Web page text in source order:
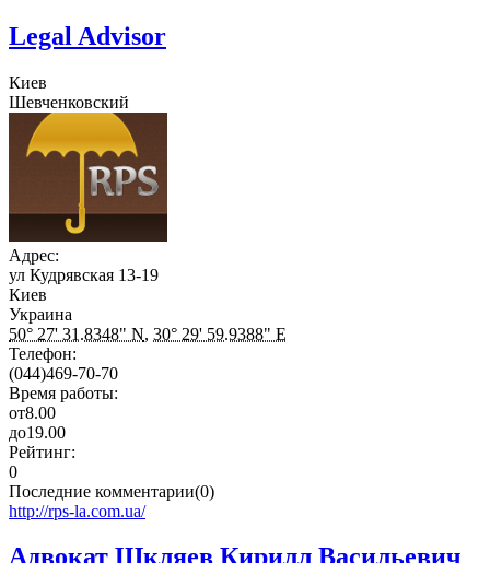
Legal Advisor
Киев
Шевченковский
Адрес:
ул Кудрявская 13-19
Киев
Украина
50° 27' 31.8348" N, 30° 29' 59.9388" E
Телефон:
(044)469-70-70
Время работы:
от8.00
до19.00
Рейтинг:
0
Последние комментарии(0)
http://rps-la.com.ua/
Адвокат Шкляев Кирилл Васильевич